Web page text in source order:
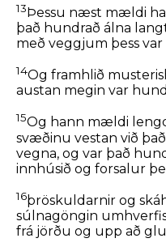
13Þessu næst mældi
það hundrað álna
með veggjum þess
14Og framhlið
austan megin var
15Og hann mældi
svæðinu vestan við
vegna, og var það
innhúsið og forsalur
16þröskuldarnir og
súlnagöngin
frá jörðu og upp að